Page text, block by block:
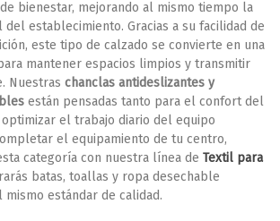
bienestar, mejorando al mismo tiempo la
establecimiento. Gracias a su facilidad de
este tipo de calzado se convierte en una
mantener espacios limpios y transmitir
Nuestras chanclas antideslizantes y
están pensadas tanto para el confort del
el trabajo diario del equipo
el equipamiento de tu centro,
categoría con nuestra línea de Textil para
batas, toallas y ropa desechable
estándar de calidad.